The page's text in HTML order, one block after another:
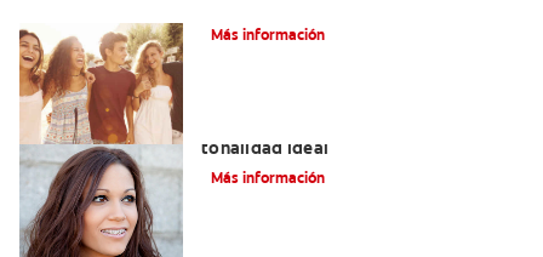
Más información
tonalidad ideal
Más información